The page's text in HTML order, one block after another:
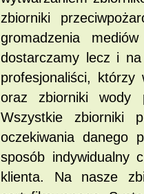
zbiorniki
gromadzenia
dostarczamy lecz i
profesjonaliści, którzy
oraz zbiorniki wody
Wszystkie zbiorniki
oczekiwania danego
sposób indywidualny
klienta. Na nasze